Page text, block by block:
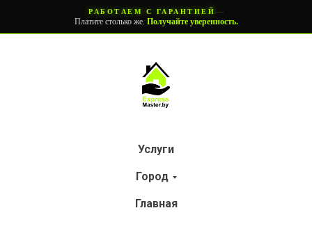
РАБОТАЕМ С ГАРАНТИЕЙ—
Платите столько же. Получайте уверенность.
Услуги
Город
Главная